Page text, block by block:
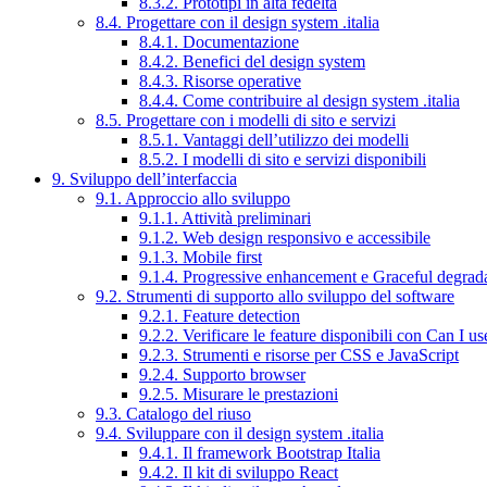
8.4. Progettare con il design system .italia
8.4.1. Documentazione
8.4.2. Benefici del design system
8.4.3. Risorse operative
8.4.4. Come contribuire al design system .italia
8.5. Progettare con i modelli di sito e servizi
8.5.1. Vantaggi dell’utilizzo dei modelli
8.5.2. I modelli di sito e servizi disponibili
9. Sviluppo dell’interfaccia
9.1. Approccio allo sviluppo
9.1.1. Attività preliminari
9.1.2. Web design responsivo e accessibile
9.1.3. Mobile first
9.1.4. Progressive enhancement e Graceful
9.2. Strumenti di supporto allo sviluppo del software
9.2.1. Feature detection
9.2.2. Verificare le feature disponibili con Can I
9.2.3. Strumenti e risorse per CSS e JavaScript
9.2.4. Supporto browser
9.2.5. Misurare le prestazioni
9.3. Catalogo del riuso
9.4. Sviluppare con il design system .italia
9.4.1. Il framework Bootstrap Italia
9.4.2. Il kit di sviluppo React